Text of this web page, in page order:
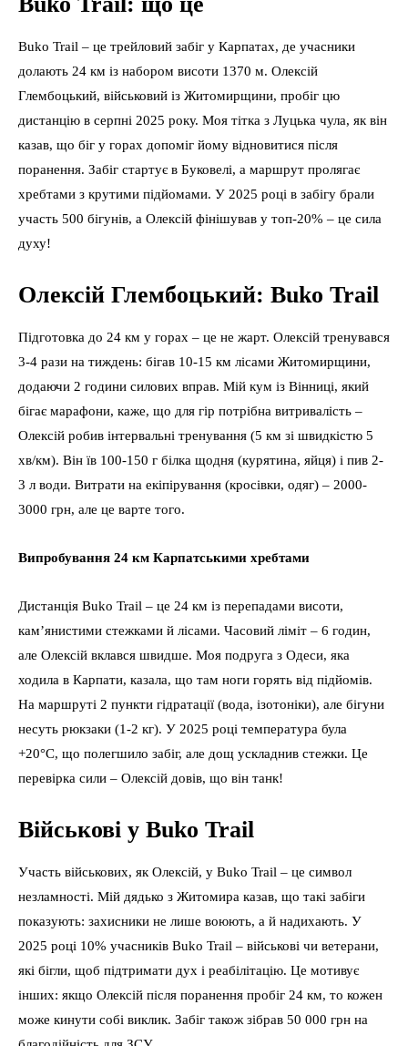
Buko Trail – це трейловий забіг у Карпатах, де учасники
долають 24 км із набором висоти 1370 м. Олексій
Глембоцький, військовий із Житомирщини, пробіг цю
дистанцію в серпні 2025 року. Моя тітка з Луцька чула, як він
казав, що біг у горах допоміг йому відновитися після
поранення. Забіг стартує в Буковелі, а маршрут пролягає
хребтами з крутими підйомами. У 2025 році в забігу брали
участь 500 бігунів, а Олексій фінішував у топ-20% – це сила
духу!
Олексій Глембоцький: Buko Trail
Підготовка до 24 км у горах – це не жарт. Олексій тренувався
3-4 рази на тиждень: бігав 10-15 км лісами Житомирщини,
додаючи 2 години силових вправ. Мій кум із Вінниці, який
бігає марафони, каже, що для гір потрібна витривалість –
Олексій робив інтервальні тренування (5 км зі швидкістю 5
хв/км). Він їв 100-150 г білка щодня (курятина, яйця) і пив 2-
3 л води. Витрати на екіпірування (кросівки, одяг) – 2000-
3000 грн, але це варте того.
Випробування 24 км Карпатськими хребтами
Дистанція Buko Trail – це 24 км із перепадами висоти,
кам’янистими стежками й лісами. Часовий ліміт – 6 годин,
але Олексій вклався швидше. Моя подруга з Одеси, яка
ходила в Карпати, казала, що там ноги горять від підйомів.
На маршруті 2 пункти гідратації (вода, ізотоніки), але бігуни
несуть рюкзаки (1-2 кг). У 2025 році температура була
+20°C, що полегшило забіг, але дощ ускладнив стежки. Це
перевірка сили – Олексій довів, що він танк!
Військові у Buko Trail
Участь військових, як Олексій, у Buko Trail – це символ
незламності. Мій дядько з Житомира казав, що такі забіги
показують: захисники не лише воюють, а й надихають. У
2025 році 10% учасників Buko Trail – військові чи ветерани,
які бігли, щоб підтримати дух і реабілітацію. Це мотивує
інших: якщо Олексій після поранення пробіг 24 км, то кожен
може кинути собі виклик. Забіг також зібрав 50 000 грн на